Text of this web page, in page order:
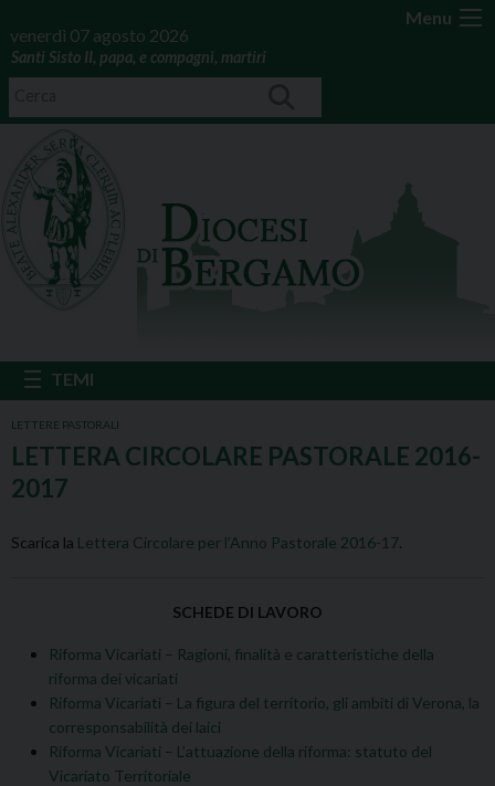
Menu
venerdì 07 agosto 2026
Santi Sisto II, papa, e compagni, martiri
LETTERE PASTORALI
LETTERA CIRCOLARE PASTORALE 2016-
2017
Scarica la Lettera Circolare per l’Anno Pastorale 2016-17.
SCHEDE DI LAVORO
Riforma Vicariati – Ragioni, finalità e caratteristiche della
riforma dei vicariati
Riforma Vicariati – La figura del territorio, gli ambiti di Verona, la
corresponsabilità dei laici
Riforma Vicariati – L’attuazione della riforma: statuto del
Vicariato Territoriale